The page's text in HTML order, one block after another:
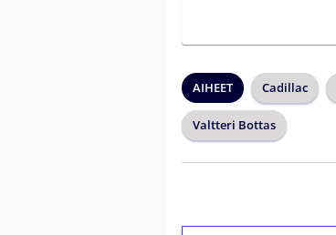
AIHEET Cadillac
Valtteri Bottas